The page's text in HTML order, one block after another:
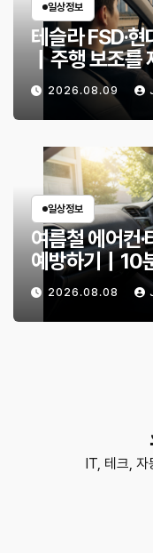
일상정보
테슬라 FSD·
｜주행 보조
까?2026.08.09
일상정보
여름철 에어컨
예방하기｜10
할까?
2026.08.08
IT, 테크, 자